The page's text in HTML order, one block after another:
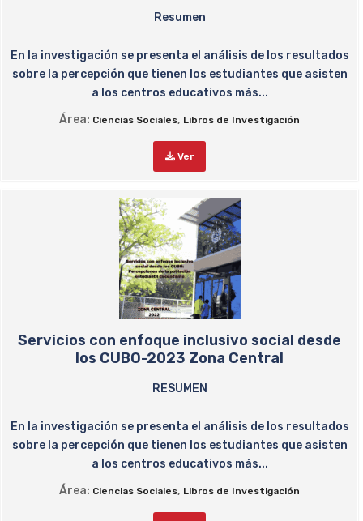
Resumen
En la investigación se presenta el análisis de los resultados
sobre la percepción que tienen los estudiantes que asisten
a los centros educativos más...
Área: Ciencias Sociales, Libros de Investigación
Ver
Servicios con enfoque inclusivo social desde
los CUBO-2023 Zona Central
RESUMEN
En la investigación se presenta el análisis de los resultados
sobre la percepción que tienen los estudiantes que asisten
a los centros educativos más...
Área: Ciencias Sociales, Libros de Investigación